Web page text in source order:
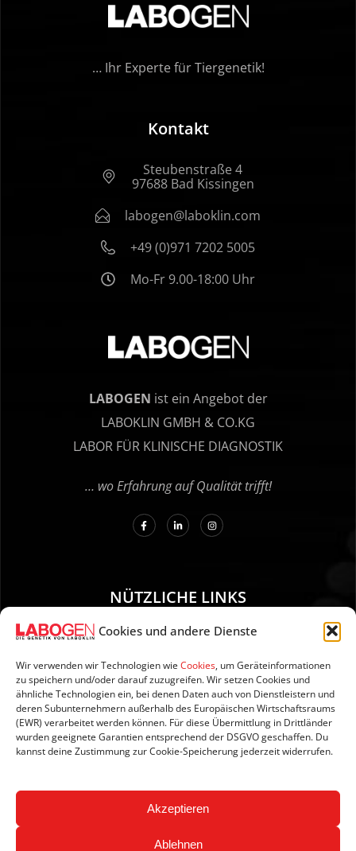
Cookies und andere Dienste
Wir verwenden wir Technologien wie Cookies, um Geräteinformationen
zu speichern und/oder darauf zuzugreifen. Wir setzen Cookies und
ähnliche Technologien ein, bei denen Daten auch von Dienstleistern und
deren Subunternehmern außerhalb des Europäischen Wirtschaftsraums
(EWR) verarbeitet werden können. Für diese Übermittlung in Drittländer
wurden geeignete Garantien entsprechend der DSGVO geschaffen. Du
kannst deine Zustimmung zur Cookie-Speicherung jederzeit widerrufen.
Akzeptieren
Ablehnen
… Ihr Experte für Tiergenetik!
Kontakt
Steubenstraße 4
97688 Bad Kissingen
labogen@laboklin.com
+49 (0)971 7202 5005
Mo-Fr 9.00-18:00 Uhr
LABOGEN ist ein Angebot der
LABOKLIN GMBH & CO.KG
LABOR FÜR KLINISCHE DIAGNOSTIK
… wo Erfahrung auf Qualität trifft!
NÜTZLICHE LINKS
01. Anleitung zur Probenentnahme
02. Versand und Zahlung
03. Impressum
04. Datenschutzerklärung
05. AGB’s
06. Widerrufsbelehrung